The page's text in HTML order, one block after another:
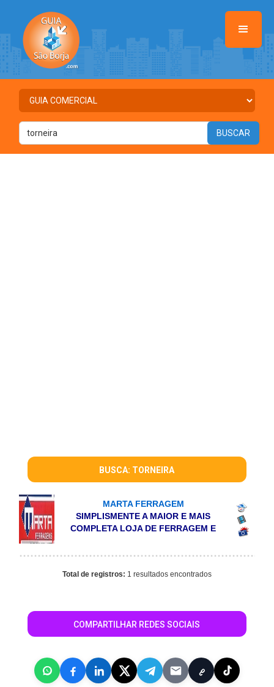
BUSCA: TORNEIRA
MARTA FERRAGEM
SIMPLISMENTE A MAIOR E MAIS
COMPLETA LOJA DE FERRAGEM E
Total de registros: 1 resultados encontrados
COMPARTILHAR REDES SOCIAIS